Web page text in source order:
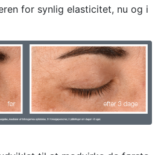
for synlig elasticitet, nu og i